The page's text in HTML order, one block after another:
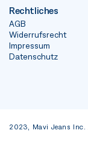
Rechtliches
AGB
Widerrufsrecht
Impressum
Datenschutz
2023, Mavi Jeans Inc.